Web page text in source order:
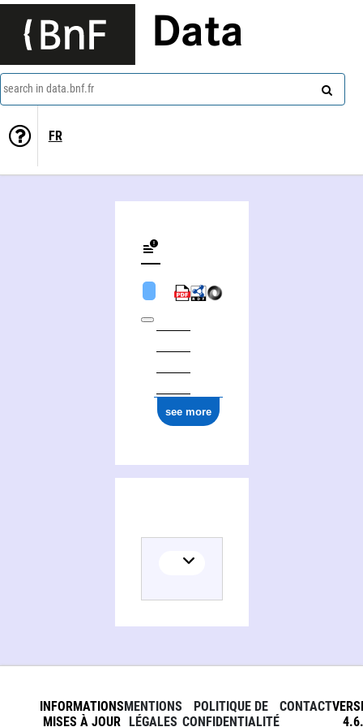
Data
search in data.bnf.fr
FR
see more
INFORMATIONS
MISES À JOUR
MENTIONS
LÉGALES
POLITIQUE DE
CONFIDENTIALITÉ
CONTACT